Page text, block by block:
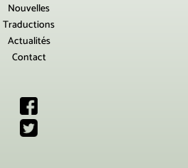
Nouvelles
Traductions
Actualités
Contact